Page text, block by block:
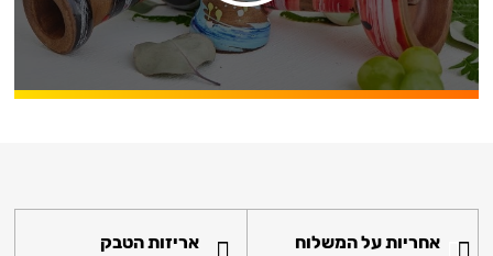
אחריות על המשלוח אריזות הטבק